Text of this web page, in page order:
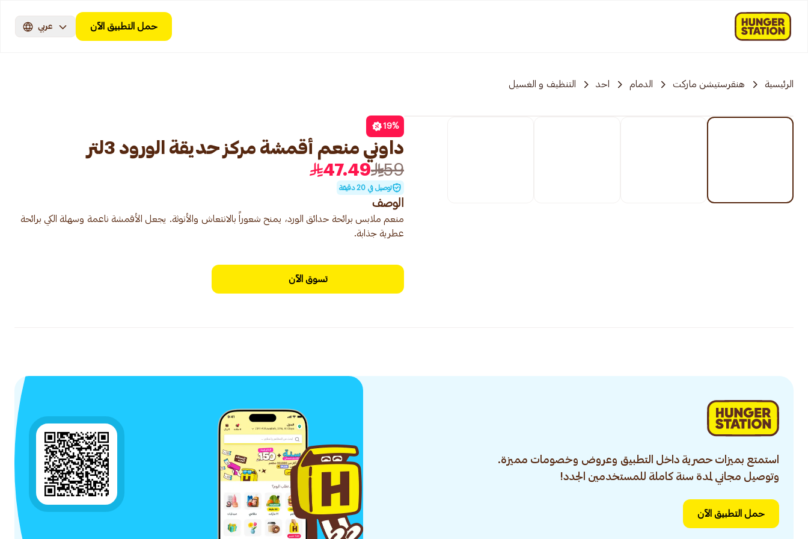
حمل التطبيق الآن عربي
الرئيسية هنقرستيشن ماركت الدمام احد التنظيف و الغسيل
19%
داوني منعم أقمشة مركز حديقة الورود 3لتر
59
47.49
توصيل في 20 دقيقة
الوصف
منعم ملابس برائحة حدائق الورد، يمنح شعوراً بالانتعاش والأنوثة. يجعل الأقمشة ناعمة وسهلة الكي برائحة
عطرية جذابة.
تسوق الآن
استمتع بميزات حصرية داخل التطبيق وعروض وخصومات مميزة.
وتوصيل مجاني لمدة سنة كاملة للمستخدمين الجدد!
حمل التطبيق الآن